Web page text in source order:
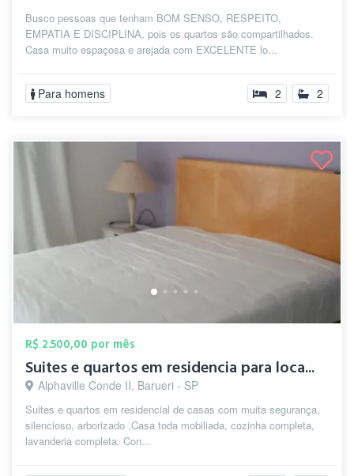
Busco pessoas que tenham BOM SENSO, RESPEITO,
EMPATIA E DISCIPLINA, pois os quartos são compartilhados.
Casa muito espaçosa e arejada com EXCELENTE lo...
Para homens 2 2
R$ 2.500,00 por mês
Suites e quartos em residencia para loca...
Alphaville Conde II, Barueri - SP
Suites e quartos em residencial de casas com muita segurança,
silencioso, arborizado .Casa toda mobiliada, cozinha completa,
lavanderia completa. Con...